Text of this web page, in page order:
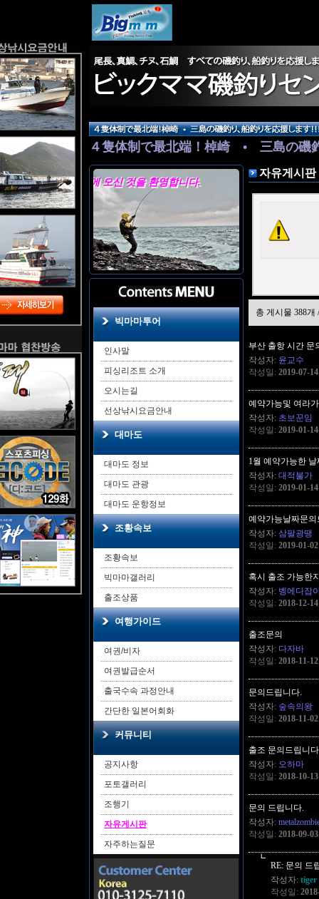
４隻体制で最北端！棹崎 • 三島の磯
随時出航しておりますので詳しくはお
마마 홈페이지에 오신 것을 환영합니다.
빅마마투어
인사말
피싱리조트 소개
오시는길
선상낚시요금안내
대마도
대마도 정보
대마도 관광
대마도 운항정보
조황속보
조황속보
빅마마갤러리
출조상품
여행가이드
여권/비자
여권발급순서
출국수속 과정안내
간단한 일본어회화
커뮤니티
공지사항
포토갤러리
조행기
자유게시판
자주하는질문
자유게시판
총 게시물 388개
부산 출항 시간 문
작성자: 윤교수
작성일: 2019-07-
예약가능및 여라
작성자: 초보꾼임
작성일: 2019-01-
1월 예약가능한
작성자: 대적불가
작성일: 2019-01-
예약가능날짜문의
작성자: 삼팔광땡
작성일: 2019-01-
혹시 출조 가능한
작성자: 벵에다잡
작성일: 2018-12-
출조문의
작성자: 다자바
작성일: 2018-11-
문의드립니다.
작성자: 숲속의왕
작성일: 2018-11-
출조 문의드립니다
작성자: 오하마
작성일: 2018-10-
문의 드립니다.
작성자:
작성일: 2018-09-
┗
RE: 문의 드
작성자: tiger
작성일: